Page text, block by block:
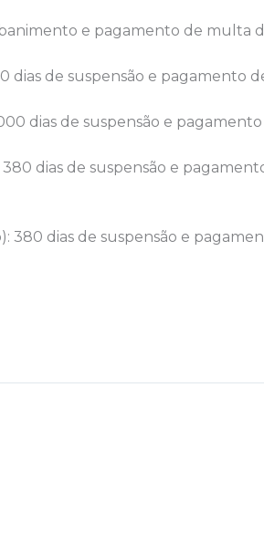
e pagamento de multa
dias de suspensão e pagamento
dias de suspensão e
dias de suspensão e
380 dias de suspensão e